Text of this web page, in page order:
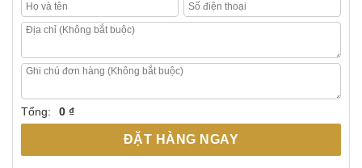
Tổng: 0 ₫
ĐẶT HÀNG NGAY